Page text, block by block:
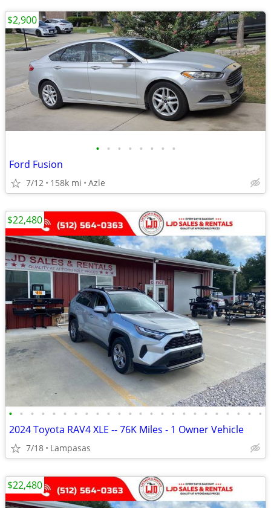
• • • • • • • •
Ford Fusion
7/12 158k mi Azle
$2,900
• • • • • • • • • • • • • • • • • • • • • • • •
2024 Toyota RAV4 XLE -- 76K Miles - 1 Owner Vehicle
7/18 Lampasas
$22,480
$22,480